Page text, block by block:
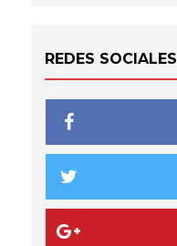
REDES SOCIALES